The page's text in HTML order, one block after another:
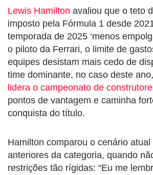
Lewis Hamilton avaliou que o teto
imposto pela Fórmula 1 desde
temporada de 2025 ‘menos
o piloto da Ferrari, o limite de
equipes desistam mais cedo de
time dominante, no caso deste
lidera o campeonato de
pontos de vantagem e caminha
conquista do título.
Hamilton comparou o cenário
anteriores da categoria, quando
restrições tão rígidas: “Eu me